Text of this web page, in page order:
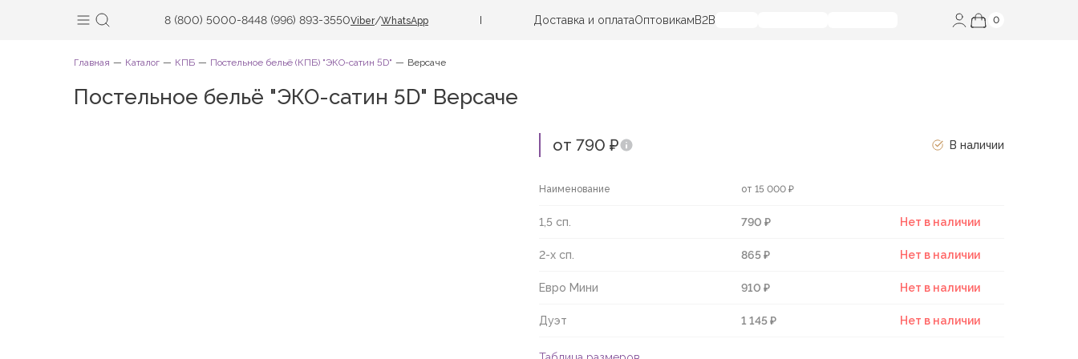
8 (800) 5000-8448 (996) 893-3550Viber/WhatsApp Доставка и оплатаОптовикамB2B 0
Главная Каталог КПБ Постельное бельё (КПБ) "ЭКО-сатин 5D" Версаче
Постельное бельё "ЭКО-сатин 5D" Версаче
от 790 ₽ В наличии
Наименование от 15 000 ₽
1,5 сп. 790 ₽ Нет в наличии
2-х сп. 865 ₽ Нет в наличии
Евро Мини 910 ₽ Нет в наличии
Дуэт 1 145 ₽ Нет в наличии